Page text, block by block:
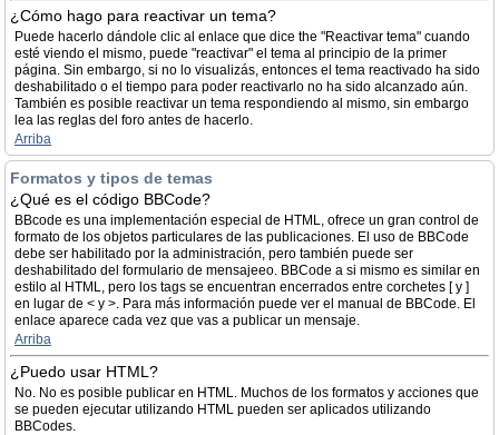
¿Cómo hago para reactivar un tema?
Puede hacerlo dándole clic al enlace que dice the "Reactivar tema" cuando
esté viendo el mismo, puede "reactivar" el tema al principio de la primer
página. Sin embargo, si no lo visualizás, entonces el tema reactivado ha sido
deshabilitado o el tiempo para poder reactivarlo no ha sido alcanzado aún.
También es posible reactivar un tema respondiendo al mismo, sin embargo
lea las reglas del foro antes de hacerlo.
Arriba
Formatos y tipos de temas
¿Qué es el código BBCode?
BBcode es una implementación especial de HTML, ofrece un gran control de
formato de los objetos particulares de las publicaciones. El uso de BBCode
debe ser habilitado por la administración, pero también puede ser
deshabilitado del formulario de mensajeeo. BBCode a si mismo es similar en
estilo al HTML, pero los tags se encuentran encerrados entre corchetes [ y ]
en lugar de < y >. Para más información puede ver el manual de BBCode. El
enlace aparece cada vez que vas a publicar un mensaje.
Arriba
¿Puedo usar HTML?
No. No es posible publicar en HTML. Muchos de los formatos y acciones que
se pueden ejecutar utilizando HTML pueden ser aplicados utilizando
BBCodes.